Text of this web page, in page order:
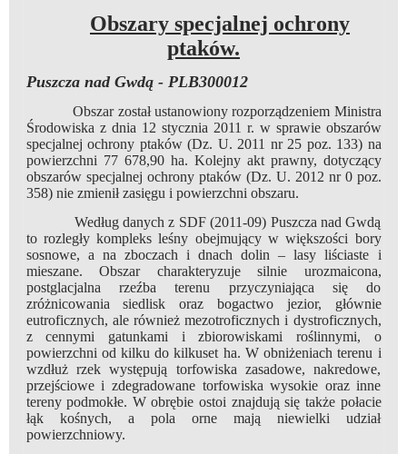
Obszary specjalnej ochrony
ptaków.
Puszcza nad Gwdą - PLB300012
Obszar został ustanowiony rozporządzeniem Ministra
Środowiska z dnia 12 stycznia 2011 r. w sprawie obszarów
specjalnej ochrony ptaków (Dz. U. 2011 nr 25 poz. 133) na
powierzchni 77 678,90 ha. Kolejny akt prawny, dotyczący
obszarów specjalnej ochrony ptaków (Dz. U. 2012 nr 0 poz.
358) nie zmienił zasięgu i powierzchni obszaru.
Według danych z SDF (2011-09) Puszcza nad Gwdą
to rozległy kompleks leśny obejmujący w większości bory
sosnowe, a na zboczach i dnach dolin – lasy liściaste i
mieszane. Obszar charakteryzuje silnie urozmaicona,
postglacjalna rzeźba terenu przyczyniająca się do
zróżnicowania siedlisk oraz bogactwo jezior, głównie
eutroficznych, ale również mezotroficznych i dystroficznych,
z cennymi gatunkami i zbiorowiskami roślinnymi, o
powierzchni od kilku do kilkuset ha. W obniżeniach terenu i
wzdłuż rzek występują torfowiska zasadowe, nakredowe,
przejściowe i zdegradowane torfowiska wysokie oraz inne
tereny podmokłe. W obrębie ostoi znajdują się także połacie
łąk kośnych, a pola orne mają niewielki udział
powierzchniowy.